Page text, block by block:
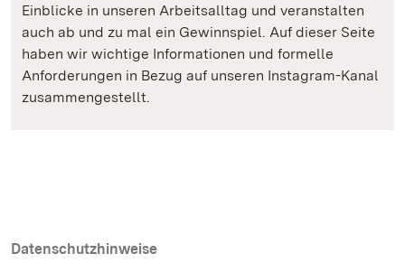
Einblicke in unseren Arbeitsalltag und veranstalten
auch ab und zu mal ein Gewinnspiel. Auf dieser Seite
haben wir wichtige Informationen und formelle
Anforderungen in Bezug auf unseren Instagram-Kanal
zusammengestellt.
Datenschutzhinweise